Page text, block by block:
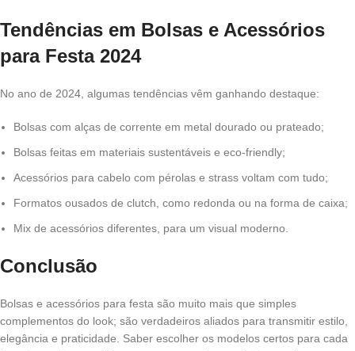
Tendências em Bolsas e Acessórios
para Festa 2024
No ano de 2024, algumas tendências vêm ganhando destaque:
Bolsas com alças de corrente em metal dourado ou prateado;
Bolsas feitas em materiais sustentáveis e eco-friendly;
Acessórios para cabelo com pérolas e strass voltam com tudo;
Formatos ousados de clutch, como redonda ou na forma de caixa;
Mix de acessórios diferentes, para um visual moderno.
Conclusão
Bolsas e acessórios para festa são muito mais que simples
complementos do look; são verdadeiros aliados para transmitir estilo,
elegância e praticidade. Saber escolher os modelos certos para cada